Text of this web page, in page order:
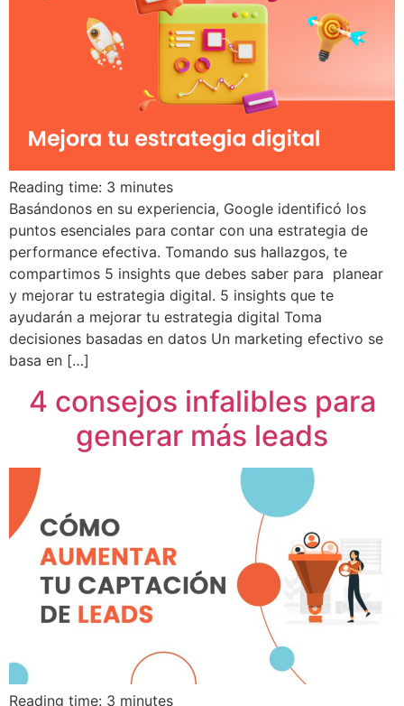
Reading time: 3 minutes
Basándonos en su experiencia, Google identificó los
puntos esenciales para contar con una estrategia de
performance efectiva. Tomando sus hallazgos, te
compartimos 5 insights que debes saber para planear
y mejorar tu estrategia digital. 5 insights que te
ayudarán a mejorar tu estrategia digital Toma
decisiones basadas en datos Un marketing efectivo se
basa en […]
4 consejos infalibles para
generar más leads
Reading time: 3 minutes